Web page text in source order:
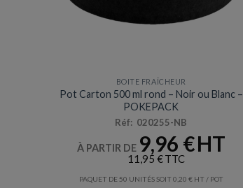
BOITE FRAÎCHEUR
Pot Carton 500 ml rond – Noir ou Blanc –
POKEPACK
Réf: 020255-NB
À PARTIR DE 9,96 €
11,95€
PAQUET DE 50 UNITÉS SOIT 0,20 € / POT